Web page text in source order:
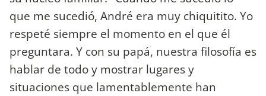
que me sucedió, André era muy chiquitito. Yo
respeté siempre el momento en el que él
preguntara. Y con su papá, nuestra filosofía es
hablar de todo y mostrar lugares y
situaciones que lamentablemente han